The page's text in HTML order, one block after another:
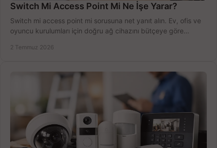
Switch Mi Access Point Mi Ne İşe Yarar?
Switch mi access point mi sorusuna net yanıt alın. Ev, ofis ve
oyuncu kurulumları için doğru ağ cihazını bütçeye göre
2 Temmuz 2026